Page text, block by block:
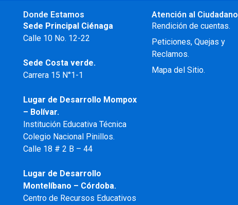
Donde Estamos
Sede Principal Ciénaga
Calle 10 No. 12-22
Sede Costa verde.
Carrera 15 N°1-1
Lugar de Desarrollo Mompox
– Bolívar.
Institución Educativa Técnica
Colegio Nacional Pinillos.
Calle 18 # 2 B – 44
Lugar de Desarrollo
Montelíbano – Córdoba.
Centro de Recursos Educativos
Atención al Ciudadano
Rendición de cuentas.
Peticiones, Quejas y
Reclamos.
Mapa del Sitio.